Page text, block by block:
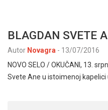
BLAGDAN SVETE
Autor Novagra - 13/07/2016
NOVO SELO / OKUČANI, 13.
Svete Ane u istoimenoj kapelici